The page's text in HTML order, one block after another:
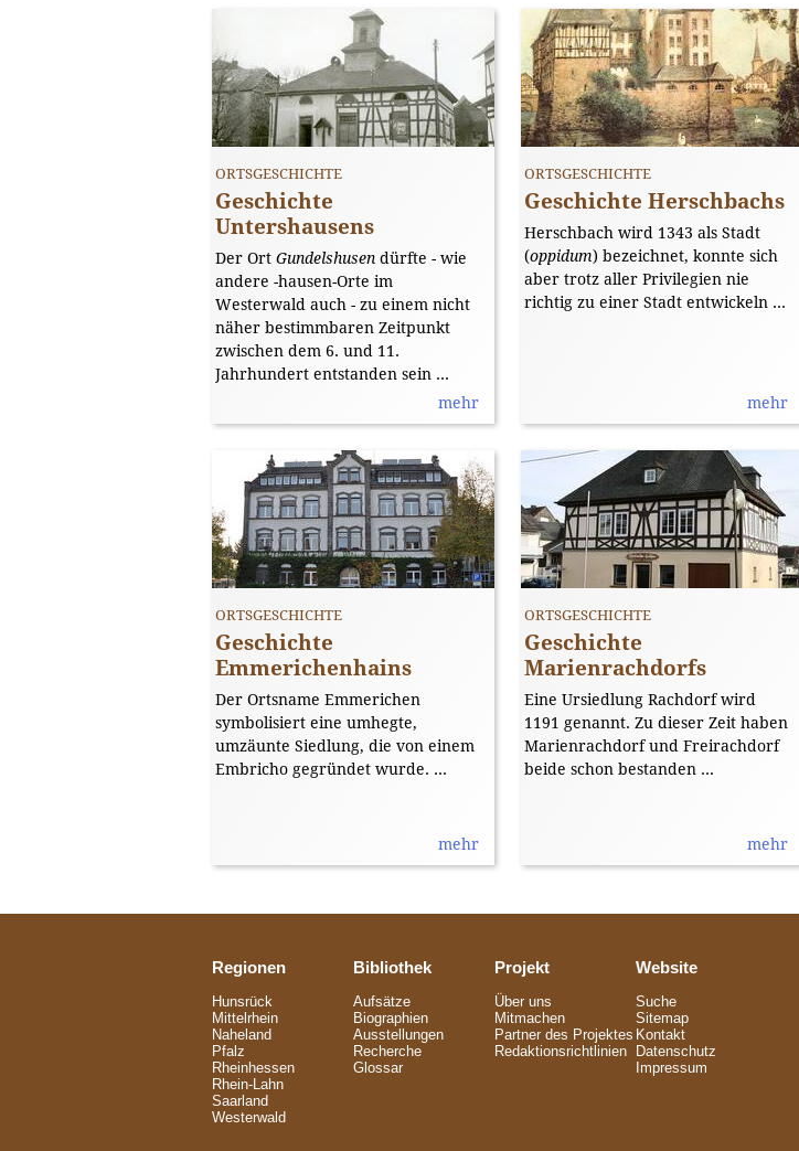
Geschichte
Untershausens
ORTSGESCHICHTE
Das Haus Nr. 31 im Jahr 1942
Der OrtGundelshusendürfte - wie
andere -hausen-Orte im
Westerwald auch - zu einem nicht
näher bestimmbaren Zeitpunkt
zwischen dem 6. und 11.
Jahrhundert entstanden sein ...
mehr
Geschichte Herschbachs
ORTSGESCHICHTE
Ehem. Oberförsterei im Gebäude der
ehemaligen Burg [Bild: Stadt Selters
Herschbach wird 1343 als Stadt
(oppidum) bezeichnet, konnte sich
aber trotz aller Privilegien nie
richtig zu einer Stadt entwickeln ...
mehr
Geschichte
Emmerichenhains
ORTSGESCHICHTE
[Bild: Gemeinfrei]
Der Ortsname Emmerichen
symbolisiert eine umhegte,
umzäunte Siedlung, die von einem
Embricho gegründet wurde. ...
mehr
Geschichte
Marienrachdorfs
ORTSGESCHICHTE
Das Gemeindehaus [Bild: gemeinfrei]
Eine Ursiedlung Rachdorf wird
1191 genannt. Zu dieser Zeit haben
Marienrachdorf und Freirachdorf
beide schon bestanden ...
mehr
Regionen
Hunsrück
Mittelrhein
Naheland
Pfalz
Rheinhessen
Rhein-Lahn
Saarland
Westerwald
Bibliothek
Aufsätze
Biographien
Ausstellungen
Recherche
Glossar
Projekt
Über uns
Mitmachen
Partner des Projektes
Redaktionsrichtlinien
Website
Suche
Sitemap
Kontakt
Datenschutz
Impressum